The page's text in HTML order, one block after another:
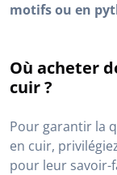
motifs ou en
Où acheter
cuir ?
Pour garantir la
en cuir,
pour leur savoir-